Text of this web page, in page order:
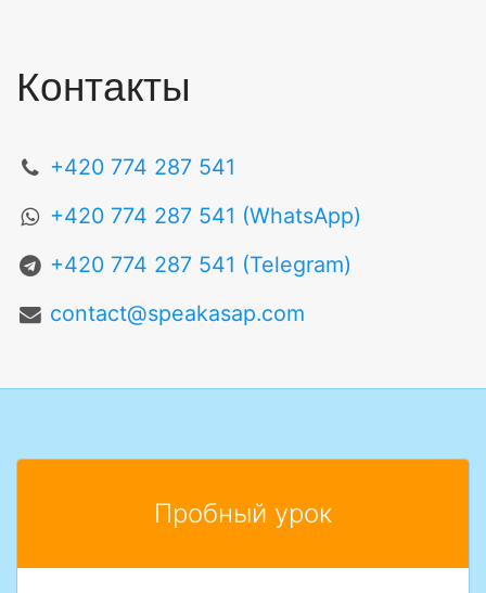
Контакты
+420 774 287 541
+420 774 287 541 (WhatsApp)
+420 774 287 541 (Telegram)
contact@speakasap.com
Пробный урок